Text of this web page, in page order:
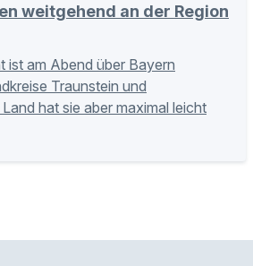
weitgehend an der Region
ist am Abend über Bayern
Traunstein und
hat sie aber maximal leicht